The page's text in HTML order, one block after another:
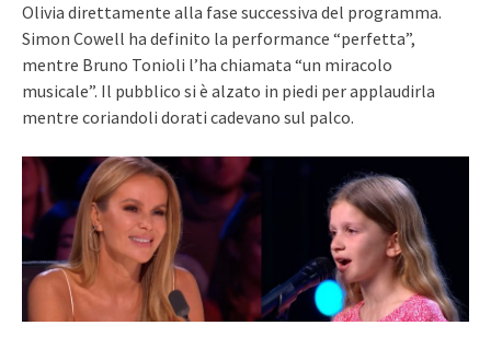
Olivia direttamente alla fase successiva del programma.
Simon Cowell ha definito la performance “perfetta”,
mentre Bruno Tonioli l’ha chiamata “un miracolo
musicale”. Il pubblico si è alzato in piedi per applaudirla
mentre coriandoli dorati cadevano sul palco.